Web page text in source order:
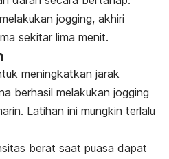
jogging, akhiri
sekitar lima menit.
meningkatkan jarak
berhasil melakukan jogging
Latihan ini mungkin terlalu
berat saat puasa dapat